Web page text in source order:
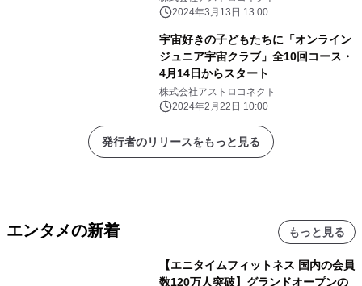
2024年3月13日 13:00
宇宙好きの子どもたちに「オンライン
ジュニア宇宙クラブ」全10回コース・
4月14日からスタート
株式会社アストロコネクト
2024年2月22日 10:00
発行者のリリースをもっと見る
エンタメの新着 もっと見る
【エニタイムフィットネス 国内の会員
数120万人突破】グランドオープンの